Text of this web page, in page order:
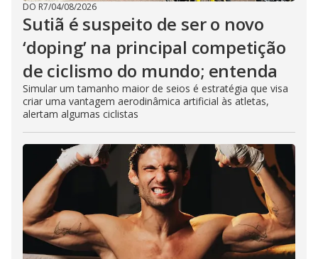
DO R7/04/08/2026
Sutiã é suspeito de ser o novo
‘doping’ na principal competição
de ciclismo do mundo; entenda
Simular um tamanho maior de seios é estratégia que visa
criar uma vantagem aerodinâmica artificial às atletas,
alertam algumas ciclistas